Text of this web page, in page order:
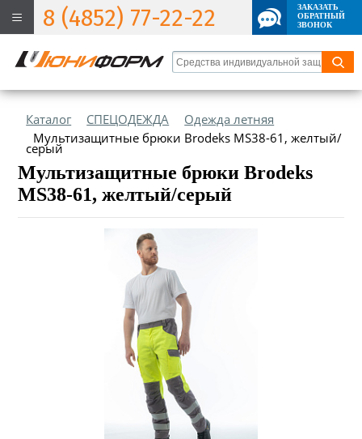
8 (4852) 77-22-22
ЗАКАЗАТЬ
ОБРАТНЫЙ
ЗВОНОК
Каталог СПЕЦОДЕЖДА
Одежда летняя
Мультизащитные брюки Brodeks MS38-61, желтый/
серый
Мультизащитные брюки Brodeks
MS38-61, желтый/серый